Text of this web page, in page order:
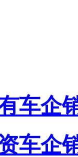
车企
车企